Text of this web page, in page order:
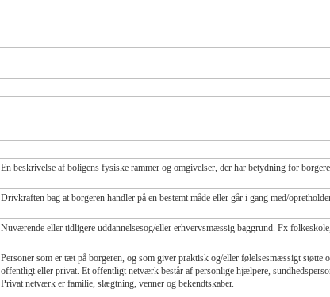
En beskrivelse af boligens fysiske rammer og omgivelser, der har betydning for
Drivkraften bag at borgeren handler på en bestemt måde eller går i gang med/
Nuværende eller tidligere uddannelsesog/eller erhvervsmæssig baggrund. Fx
Personer som er tæt på borgeren, og som giver praktisk og/eller følelsesmæssigt
offentligt eller privat. Et offentligt netværk består af personlige hjælpere,
Privat netværk er familie, slægtning, venner og bekendtskaber.